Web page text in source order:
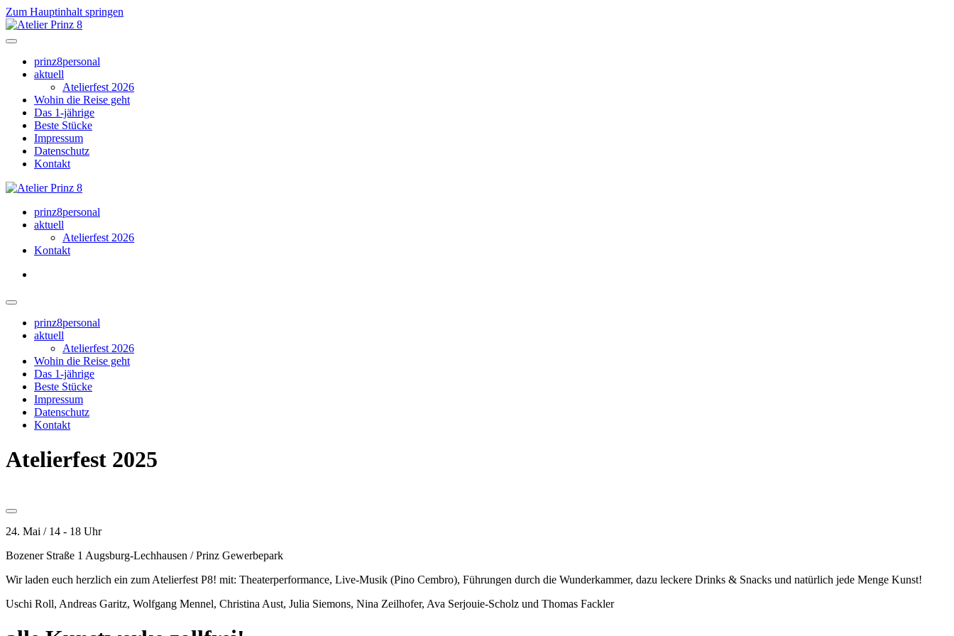
Zum Hauptinhalt springen
prinz8personal
aktuell
Atelierfest 2026
Wohin die Reise geht
Das 1-jährige
Beste Stücke
Impressum
Datenschutz
Kontakt
prinz8personal
aktuell
Atelierfest 2026
Kontakt
prinz8personal
aktuell
Atelierfest 2026
Wohin die Reise geht
Das 1-jährige
Beste Stücke
Impressum
Datenschutz
Kontakt
Atelierfest 2025
24. Mai / 14 - 18 Uhr
Bozener Straße 1 Augsburg-Lechhausen / Prinz Gewerbepark
Wir laden euch herzlich ein zum Atelierfest P8! mit: Theaterperformance, Live-Musik (Pino Cembro), Führungen durch die Wunderkammer, dazu leckere Drinks & Snacks und natürlich jede Menge Kunst!
Uschi Roll, Andreas Garitz, Wolfgang Mennel, Christina Aust, Julia Siemons, Nina Zeilhofer, Ava Serjouie-Scholz und Thomas Fackler